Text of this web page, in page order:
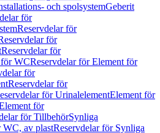
och spolsystemGeberit
för
Reservdelar för
för
Reservdelar för
WCReservdelar för Element för
för
Reservdelar för
för UrinalelementElement för
för
för TillbehörSynliga
WC, av plastReservdelar för Synliga